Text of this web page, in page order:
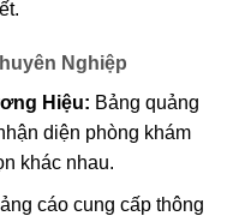
Nghiệp
Hiệu: Bảng quảng
diện phòng khám
khác nhau.
cáo cung cấp thông